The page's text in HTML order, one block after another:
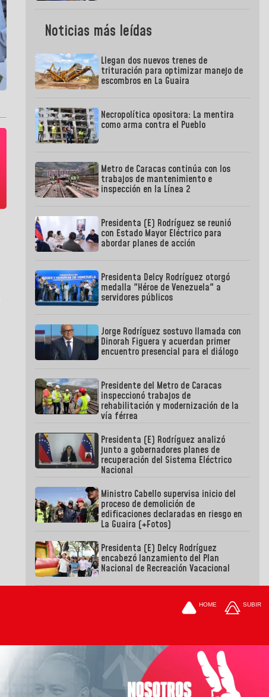
Noticias más leídas
Llegan dos nuevos trenes de
trituración para optimizar manejo de
escombros en La Guaira
Necropolítica opositora: La mentira
como arma contra el Pueblo
Metro de Caracas continúa con los
trabajos de mantenimiento e
inspección en la Línea 2
Presidenta (E) Rodríguez se reunió
con Estado Mayor Eléctrico para
abordar planes de acción
Presidenta Delcy Rodríguez otorgó
medalla "Héroe de Venezuela" a
servidores públicos
Jorge Rodríguez sostuvo llamada con
Dinorah Figuera y acuerdan primer
encuentro presencial para el diálogo
Presidente del Metro de Caracas
inspeccionó trabajos de
rehabilitación y modernización de la
vía férrea
Presidenta (E) Rodríguez analizó
junto a gobernadores planes de
recuperación del Sistema Eléctrico
Nacional
Ministro Cabello supervisa inicio del
proceso de demolición de
edificaciones declaradas en riesgo en
La Guaira (+Fotos)
Presidenta (E) Delcy Rodríguez
encabezó lanzamiento del Plan
Nacional de Recreación Vacacional
HOME SUBIR